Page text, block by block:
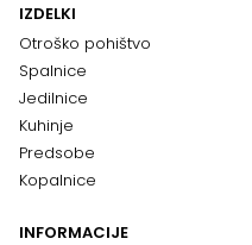
IZDELKI
Otroško pohištvo
Spalnice
Jedilnice
Kuhinje
Predsobe
Kopalnice
INFORMACIJE